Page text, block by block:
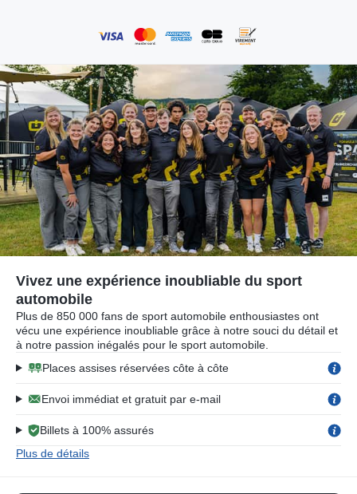
Vivez une expérience inoubliable du sport
automobile
Plus de 850 000 fans de sport automobile enthousiastes ont
vécu une expérience inoubliable grâce à notre souci du détail et
à notre passion inégalés pour le sport automobile.
Places assises réservées côte à côte
Envoi immédiat et gratuit par e-mail
Billets à 100% assurés
Plus de détails